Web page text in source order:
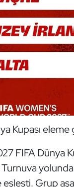
Kupası
FIFA Dünya
eşleşti. Grup